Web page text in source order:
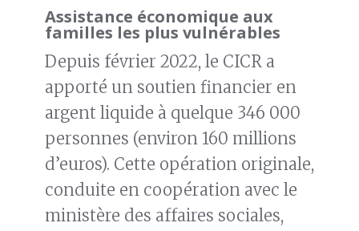
Assistance économique aux
familles les plus vulnérables
Depuis février 2022, le CICR a
apporté un soutien financier en
argent liquide à quelque 346 000
personnes (environ 160 millions
d’euros). Cette opération originale,
conduite en coopération avec le
ministère des affaires sociales,